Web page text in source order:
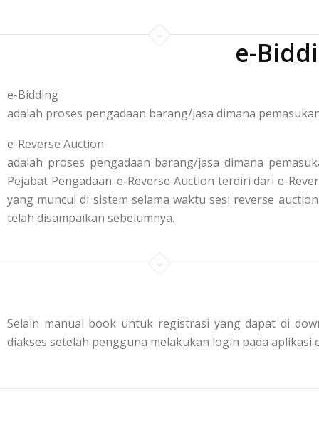
e-
e-Bidding
adalah proses pengadaan barang/jasa dimana
e-Reverse Auction
adalah proses pengadaan barang/jasa dimana
Pejabat Pengadaan. e-Reverse Auction terdiri dari e-
yang muncul di sistem selama waktu sesi reverse
telah disampaikan sebelumnya.
Selain manual book untuk registrasi yang dapat di
diakses setelah pengguna melakukan login pada aplikasi